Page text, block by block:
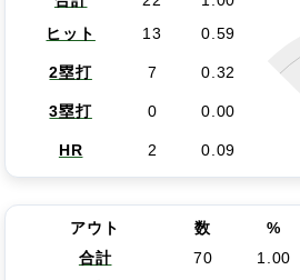
ヒット
13 0.59
2塁打 7 0.32
3塁打 0 0.00
HR 2 0.09
アウト 数 %
合計
70
1.00